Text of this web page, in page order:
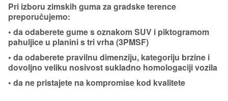
Pri izboru zimskih guma za gradske terence
preporučujemo:
• da odaberete gume s oznakom SUV i piktogramom
pahuljice u planini s tri vrha (3PMSF)
• da odaberete pravilnu dimenziju, kategoriju brzine i
dovoljno veliku nosivost sukladno homologaciji vozila
• da ne pristajete na kompromise kod kvalitete